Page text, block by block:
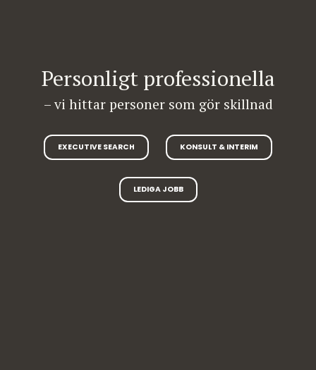
Personligt professionella
– vi hittar personer som gör skillnad
EXECUTIVE SEARCH KONSULT & INTERIM
LEDIGA JOBB